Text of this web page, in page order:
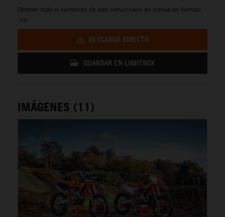
Obtener todo el contenido de este comunicado de prensa en formato
.zip:
DESCARGA DIRECTA
GUARDAR EN LIGHTBOX
IMÁGENES (11)